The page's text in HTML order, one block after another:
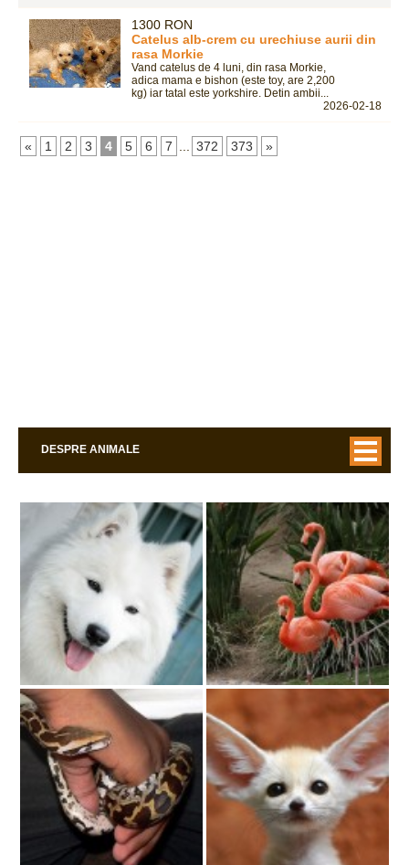
1300 RON
Catelus alb-crem cu urechiuse aurii din
rasa Morkie
Vand catelus de 4 luni, din rasa Morkie,
adica mama e bishon (este toy, are 2,200
kg) iar tatal este yorkshire. Detin ambii...
2026-02-18
« 1 2 3 4 5 6 7 ... 372 373 »
DESPRE ANIMALE